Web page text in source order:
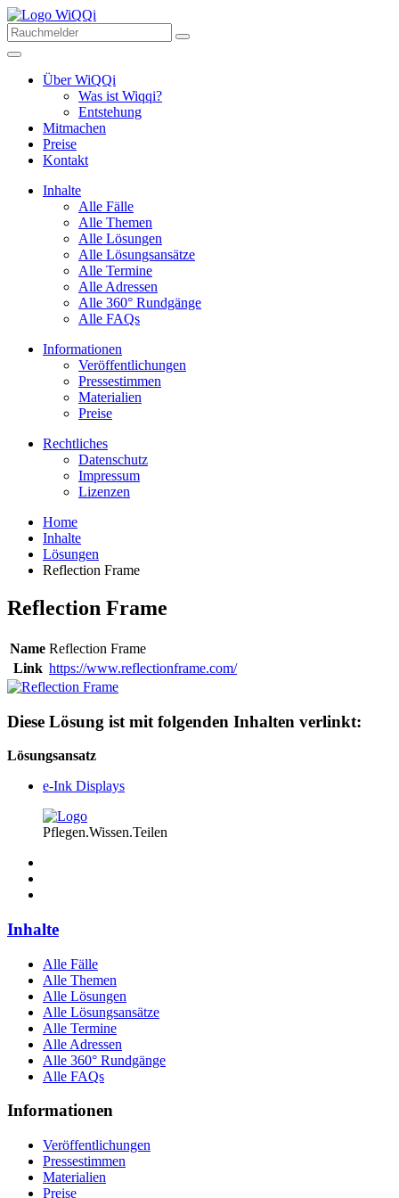
Über WiQQi
Was ist Wiqqi?
Entstehung
Mitmachen
Preise
Kontakt
Inhalte
Alle Fälle
Alle Themen
Alle Lösungen
Alle Lösungsansätze
Alle Termine
Alle Adressen
Alle 360° Rundgänge
Alle FAQs
Informationen
Veröffentlichungen
Pressestimmen
Materialien
Preise
Rechtliches
Datenschutz
Impressum
Lizenzen
Home
Inhalte
Lösungen
Reflection Frame
Reflection Frame
Name Reflection Frame
Link https://www.reflectionframe.com/
Diese Lösung ist mit folgenden Inhalten verlinkt:
Lösungsansatz
e-Ink Displays
Pflegen.Wissen.Teilen
Inhalte
Alle Fälle
Alle Themen
Alle Lösungen
Alle Lösungsansätze
Alle Termine
Alle Adressen
Alle 360° Rundgänge
Alle FAQs
Informationen
Veröffentlichungen
Pressestimmen
Materialien
Preise